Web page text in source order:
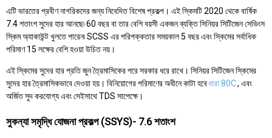
এটি ভারতের প্রবীণ নাগরিকদের জন্য নিবেদিত বিশেষ প্রকল্প। এই স্কিমটি 2020 থেকে বার্ষিক
7.4 শতাংশ সুদের হার আনছে৷ 60 বছর বা তার বেশি বয়সী একজন ব্যক্তি সিনিয়র সিটিজেন সেভিংস
স্কিম অ্যাকাউন্ট খুলতে পারেন৷ SCSS এর পরিপক্কতার সময়কাল 5 বছর এবং স্কিমের সর্বাধিক
পরিমাণ 15 লক্ষের বেশি হওয়া উচিত নয়।
এই স্কিমের সুদের হার প্রতি জুন ত্রৈমাসিকের পরে সরকার ধরে রাখে। সিনিয়র সিটিজেন স্কিমের
সুদের হার ত্রৈমাসিকভাবে দেওয়া হয়। বিনিয়োগের পরিমাণের অধীনে কাটা হবেধারা 80C, এবং
অর্জিত সুদ করযোগ্য এবং সেইসাথে TDS সাপেক্ষে।
সুকন্যা সমৃদ্ধি যোজনা প্রকল্প (SSYS)- 7.6 শতাংশ